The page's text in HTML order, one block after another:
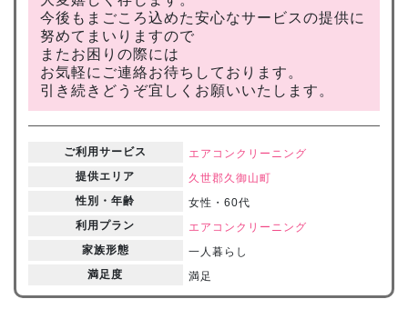
今後もまごころ込めた安心なサービスの提供に
努めてまいりますので
またお困りの際には
お気軽にご連絡お待ちしております。
引き続きどうぞ宜しくお願いいたします。
ご利用サービス
エアコンクリーニング
提供エリア
久世郡久御山町
性別・年齢
女性・60代
利用プラン
エアコンクリーニング
家族形態
一人暮らし
満足度
満足